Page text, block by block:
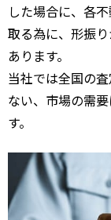
した場合に、各
取る為に、形振
あります。
当社では全国の
ない、市場の需
す。